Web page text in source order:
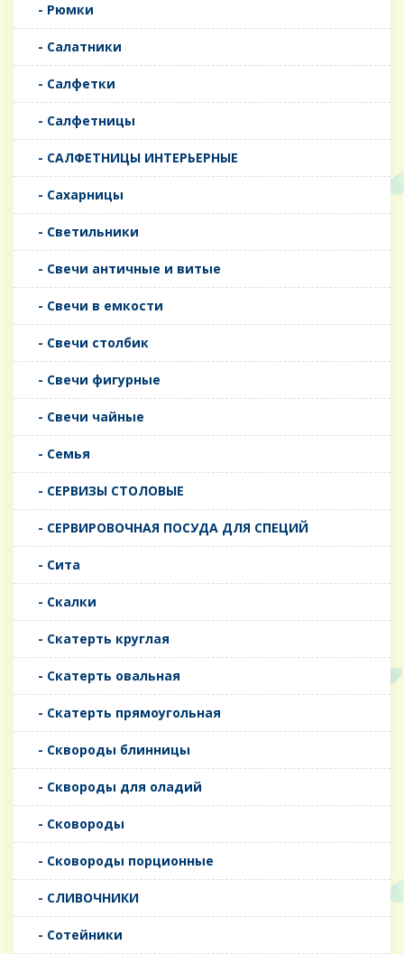
- Рюмки
- Салатники
- Салфетки
- Салфетницы
- САЛФЕТНИЦЫ ИНТЕРЬЕРНЫЕ
- Сахарницы
- Светильники
- Свечи античные и витые
- Свечи в емкости
- Свечи столбик
- Свечи фигурные
- Свечи чайные
- Семья
- СЕРВИЗЫ СТОЛОВЫЕ
- СЕРВИРОВОЧНАЯ ПОСУДА ДЛЯ СПЕЦИЙ
- Сита
- Скалки
- Скатерть круглая
- Скатерть овальная
- Скатерть прямоугольная
- Сквороды блинницы
- Сквороды для оладий
- Сковороды
- Сковороды порционные
- СЛИВОЧНИКИ
- Сотейники